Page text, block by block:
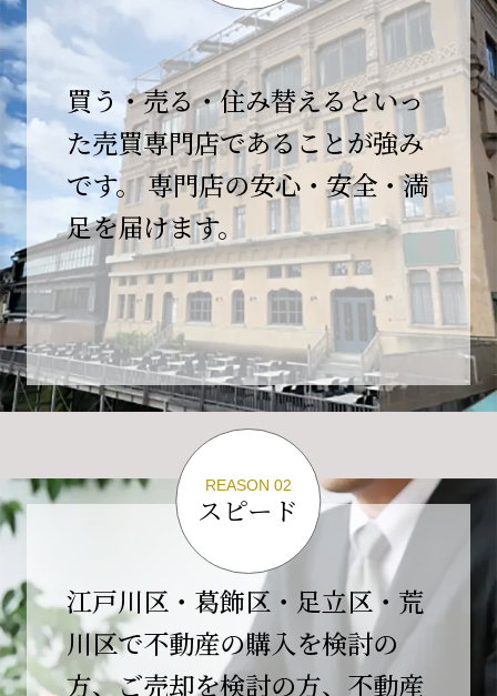
2026-04-17
【臨時休業のお知らせ】
平素より格別のご愛顧を賜り、誠にありがとう
ございます。
誠に勝手ながら、弊社開業10周年イベント開催
の為、
４月２６日(日)は臨時休業とさせていただきま
す。
これもひとえに皆様のご支援の賜物と、心より感謝申し上
げます。
ご不便をおかけしますが、何卒よろしくお願い
いたします。
翌日より通常営業いたします。
【開業10周年のご挨拶】
平素より格別のご高配を賜り、誠にありがとう
ございます。
おかげさまで当社は、2026年2月1日をもちまし
て開業10周年を迎えることができました。
買う・売る・住み替えるといっ
た売買専門店であることが強み
です。 専門店の安心・安全・満
足を届けます。
REASON 02
スピード
江戸川区・葛飾区・足立区・荒
川区で不動産の購入を検討の
方、ご売却を検討の方、不動産